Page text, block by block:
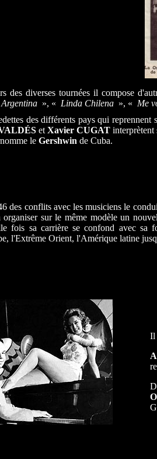
des diverses tournées il compose
», « Linda Chilena », « Me
des différents pays qui reprennent
et Xavier CUGAT interprètent
le Gershwin de Cuba.
des conflits avec les musiciens le
organiser sur le même modèle un
fois sa carrière se confond avec sa
l'Extrême Orient, l'Amérique latine
Il